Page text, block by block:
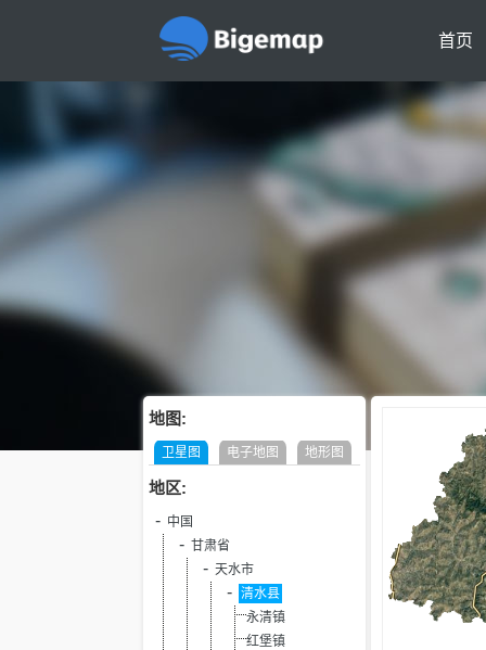
首页
地图:
卫星图 电子地图 地形图
地区:
中国
甘肃省
天水市
清水县
永清镇
红堡镇